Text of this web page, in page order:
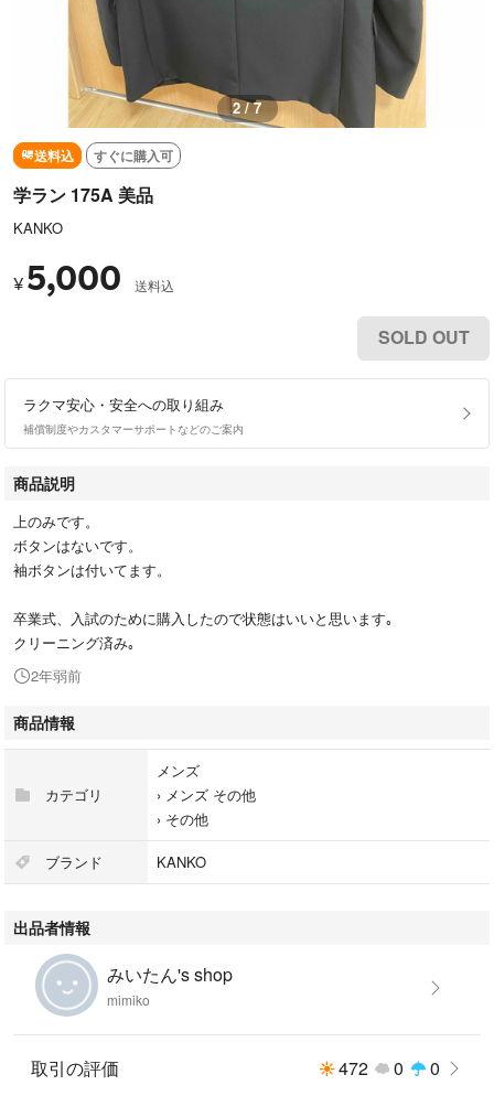
3 / 7
送料込 すぐに購入可
学ラン 175A 美品
KANKO
¥ 5,000 送料込
SOLD OUT
ラクマ安心・安全への取り組み
補償制度やカスタマーサポートなどのご案内
商品説明
上のみです。
ボタンはないです。
袖ボタンは付いてます。
卒業式、入試のために購入したので状態はいいと思います｡
クリーニング済み｡
2年弱前
商品情報
カテゴリ
メンズ
› メンズ その他
› その他
ブランド KANKO
出品者情報
みいたん's shop
mimiko
取引の評価 472 0 0